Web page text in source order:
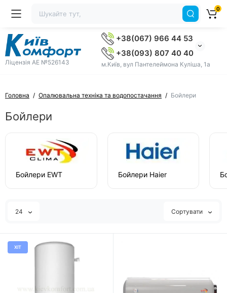
Ліцензія AE №526143
+38(067) 966 44 53
+38(093) 807 40 40
м.Київ, вул Пантелеймона Куліша, 1а
0
Головна Опалювальна техніка та водопостачання Бойлери
Бойлери
Бойлери EWT Бойлери Haier
24 Сортувати
ХІТ